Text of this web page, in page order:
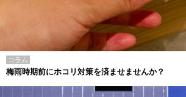
コラム
梅雨時期前にホコリ対策を済ませませんか？